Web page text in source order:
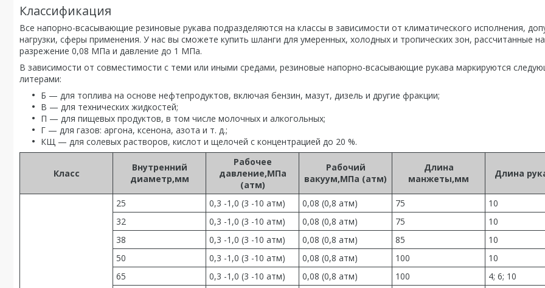
Классификация
Все напорно-всасывающие резиновые рукава подразделяются на классы в зависимости от климатического исполнения,
нагрузки, сферы применения. У нас вы сможете купить шланги для умеренных, холодных и тропических зон, рассчитанные на
разрежение 0,08 МПа и давление до 1 МПа.
В зависимости от совместимости с теми или иными средами, резиновые напорно-всасывающие рукава маркируются
литерами:
Б — для топлива на основе нефтепродуктов, включая бензин, мазут, дизель и другие фракции;
В — для технических жидкостей;
П — для пищевых продуктов, в том числе молочных и алкогольных;
Г — для газов: аргона, ксенона, азота и т. д.;
КЩ — для солевых растворов, кислот и щелочей с концентрацией до 20 %.
Класс
Внутренний
диаметр,мм
Рабочее
давление,МПа
(атм)
Рабочий
вакуум,МПа (атм)
Длина
манжеты,мм
Длина
25 0,3 -1,0 (3 -10 атм) 0,08 (0,8 атм) 75
10
32
0,3 -1,0 (3 -10 атм) 0,08 (0,8 атм) 75
10
38
0,3 -1,0 (3 -10 атм) 0,08 (0,8 атм) 85
10
50
0,3 -1,0 (3 -10 атм) 0,08 (0,8 атм) 100
10
65
0,3 -1,0 (3 -10 атм) 0,08 (0,8 атм) 100
4; 6; 10